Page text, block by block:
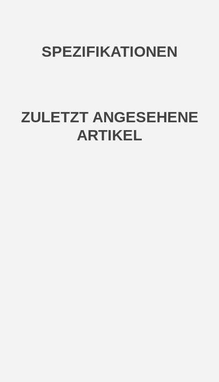
SPEZIFIKATIONEN
ZULETZT ANGESEHENE
ARTIKEL